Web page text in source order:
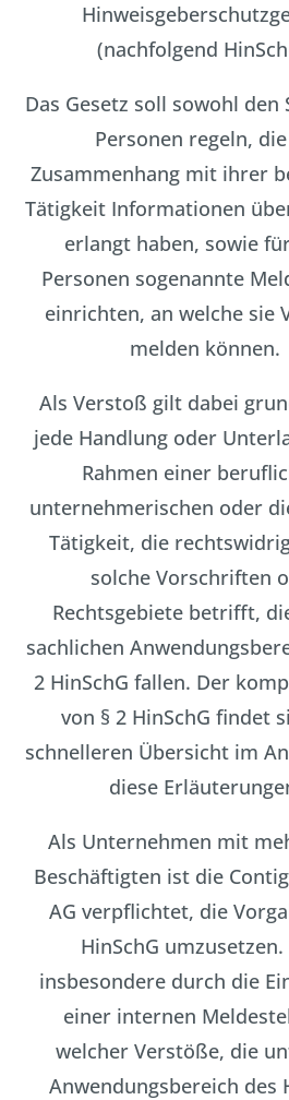
(nachfolgend
Das Gesetz soll sowohl den
Personen regeln,
Zusammenhang mit ihrer
Tätigkeit Informationen
erlangt haben, sowie
Personen sogenannte
einrichten, an welche sie
melden können.
Als Verstoß gilt dabei
jede Handlung oder
Rahmen einer
unternehmerischen oder
Tätigkeit, die
solche Vorschriften
Rechtsgebiete betrifft,
sachlichen
2 HinSchG fallen. Der
von § 2 HinSchG findet
schnelleren Übersicht im
diese
Als Unternehmen mit
Beschäftigten ist die
AG verpflichtet, die
HinSchG umzusetzen.
insbesondere durch die
einer internen
welcher Verstöße, die
Anwendungsbereich des